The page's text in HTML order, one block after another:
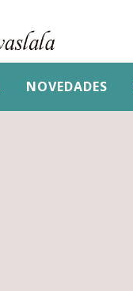
NOVEDADES